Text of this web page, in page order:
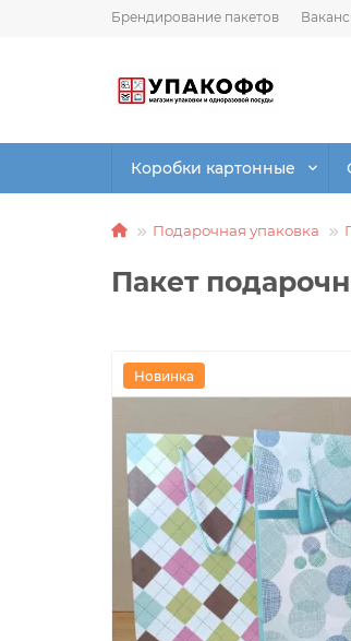
Брендирование пакетов
Коробки картонные
Подарочная упаковка
Пакет
Новинка